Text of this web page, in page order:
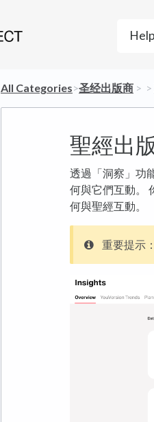
All Categories​>​​圣经出版商 ​ > ​ ​ > ​
聖經出
透過「洞察」功
何與它們互動。
何與聖經互動。
重要提示